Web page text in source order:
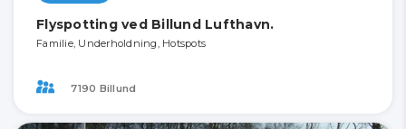
Flyspotting ved Billund Lufthavn.
Familie, Underholdning, Hotspots
7190 Billund